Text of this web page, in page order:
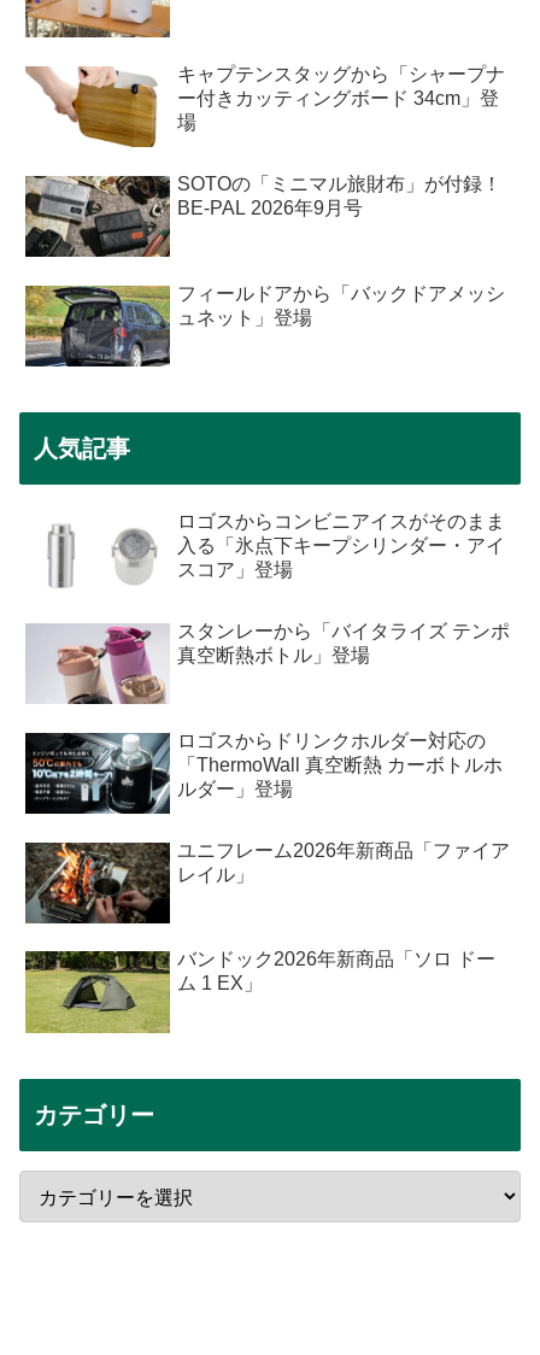
キャプテンスタッグから「シャープナ
ー付きカッティングボード 34cm」登
場
SOTOの「ミニマル旅財布」が付録！
BE-PAL 2026年9月号
フィールドアから「バックドアメッシ
ュネット」登場
人気記事
ロゴスからコンビニアイスがそのまま
入る「氷点下キープシリンダー・アイ
スコア」登場
スタンレーから「バイタライズ テンポ
真空断熱ボトル」登場
ロゴスからドリンクホルダー対応の
「ThermoWall 真空断熱 カーボトルホ
ルダー」登場
ユニフレーム2026年新商品「ファイア
レイル」
バンドック2026年新商品「ソロ ドー
ム 1 EX」
カテゴリー